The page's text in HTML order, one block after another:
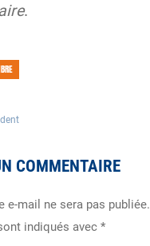
.
COMMENTAIRE
e-mail ne sera pas publiée.
indiqués avec *